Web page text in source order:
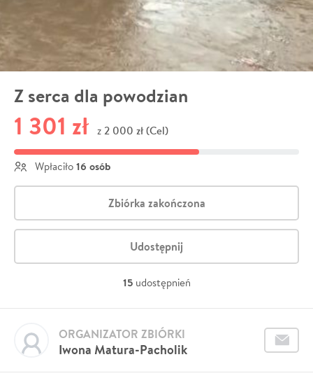
Z serca dla powodzian
1 301 zł z 2 000 zł (Cel)
Wpłaciło 16 osób
Zbiórka zakończona
Udostępnij
15 udostępnień
Iwona Matura-Pacholik
ORGANIZATOR ZBIÓRKI